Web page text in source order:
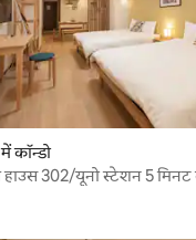
139 समीक्षाएँ
कॉन्डो
हाउस 302/यूनो स्टेशन 5